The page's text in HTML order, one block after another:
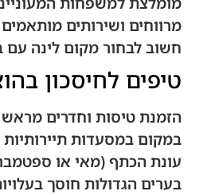
מרווחים ושירותים
חשוב לבחור מקום לינה עם
טיפים לחיסכון
הזמנת טיסות וחדרים
במקום במסעדות
עונת הכתף (מאי או
בערים הגדולות חוסך